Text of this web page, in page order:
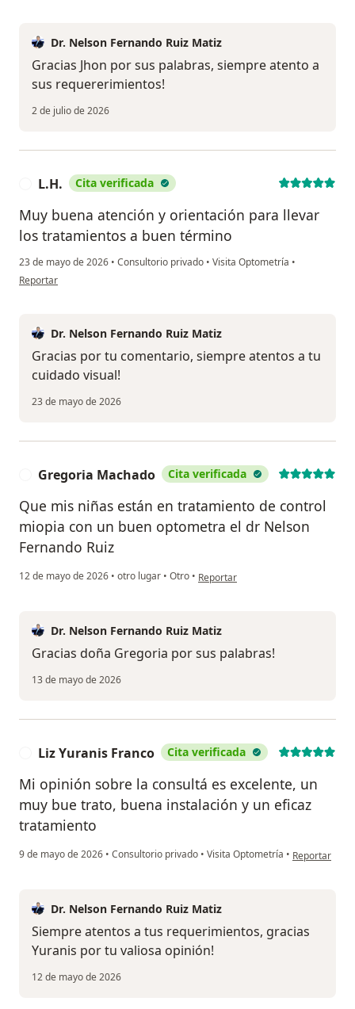
Dr. Nelson Fernando Ruiz Matiz
Gracias Jhon por sus palabras, siempre atento a
sus requererimientos!
2 de julio de 2026
L.H. Cita verificada
Muy buena atención y orientación para llevar
los tratamientos a buen término
23 de mayo de 2026 • Consultorio privado • Visita Optometría •
en opinión del usuario L.H.
Reportar
Dr. Nelson Fernando Ruiz Matiz
Gracias por tu comentario, siempre atentos a tu
cuidado visual!
23 de mayo de 2026
Gregoria Machado Cita verificada
Que mis niñas están en tratamiento de control
miopia con un buen optometra el dr Nelson
Fernando Ruiz
12 de mayo de 2026 • otro lugar • Otro • en opinión del usuario Gregoria
Reportar
Dr. Nelson Fernando Ruiz Matiz
Gracias doña Gregoria por sus palabras!
13 de mayo de 2026
Liz Yuranis Franco Cita verificada
Mi opinión sobre la consultá es excelente, un
muy bue trato, buena instalación y un eficaz
tratamiento
9 de mayo de 2026 • Consultorio privado • Visita Optometría • en opinión
Reportar
Dr. Nelson Fernando Ruiz Matiz
Siempre atentos a tus requerimientos, gracias
Yuranis por tu valiosa opinión!
12 de mayo de 2026